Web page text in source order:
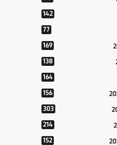
142
77
169
138
164
156
303
214
152